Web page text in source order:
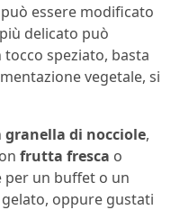
essere modificato
delicato può
tocco speziato, basta
vegetale, si
granella di nocciole,
frutta fresca o
per un buffet o un
oppure gustati